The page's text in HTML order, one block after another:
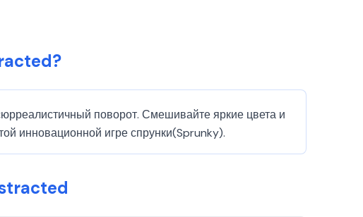
поворот. Смешивайте яркие цвета и
инновационной игре спрунки(Sprunky).